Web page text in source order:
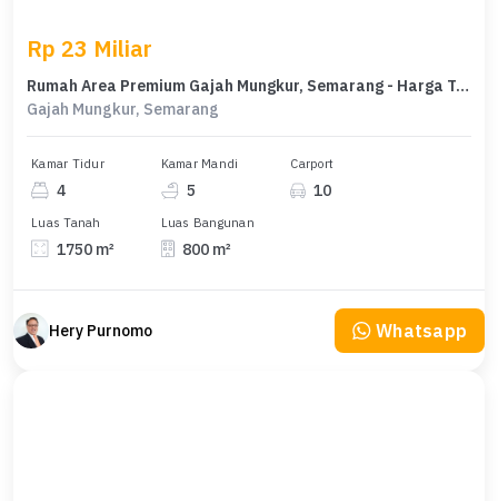
Rp 23 Miliar
Rumah Area Premium Gajah Mungkur, Semarang - Harga Terbaik 23 Miliar
Gajah Mungkur, Semarang
Kamar Tidur
4
Kamar Mandi
5
Carport
10
Luas Tanah
1750 m²
Luas Bangunan
800 m²
Hery Purnomo Whatsapp